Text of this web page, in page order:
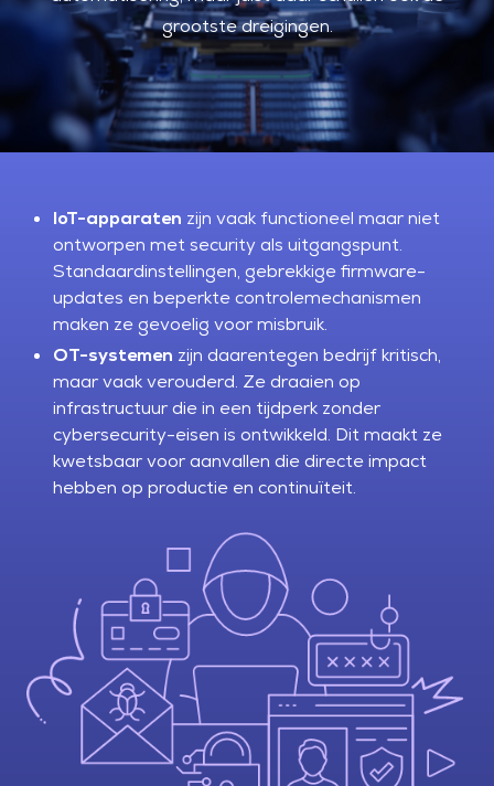
grootste dreigingen.
IoT-apparaten zijn vaak functioneel maar niet
ontworpen met security als uitgangspunt.
Standaardinstellingen, gebrekkige firmware-
updates en beperkte controlemechanismen
maken ze gevoelig voor misbruik.
OT-systemen zijn daarentegen bedrijf kritisch,
maar vaak verouderd. Ze draaien op
infrastructuur die in een tijdperk zonder
cybersecurity-eisen is ontwikkeld. Dit maakt ze
kwetsbaar voor aanvallen die directe impact
hebben op productie en continuïteit.